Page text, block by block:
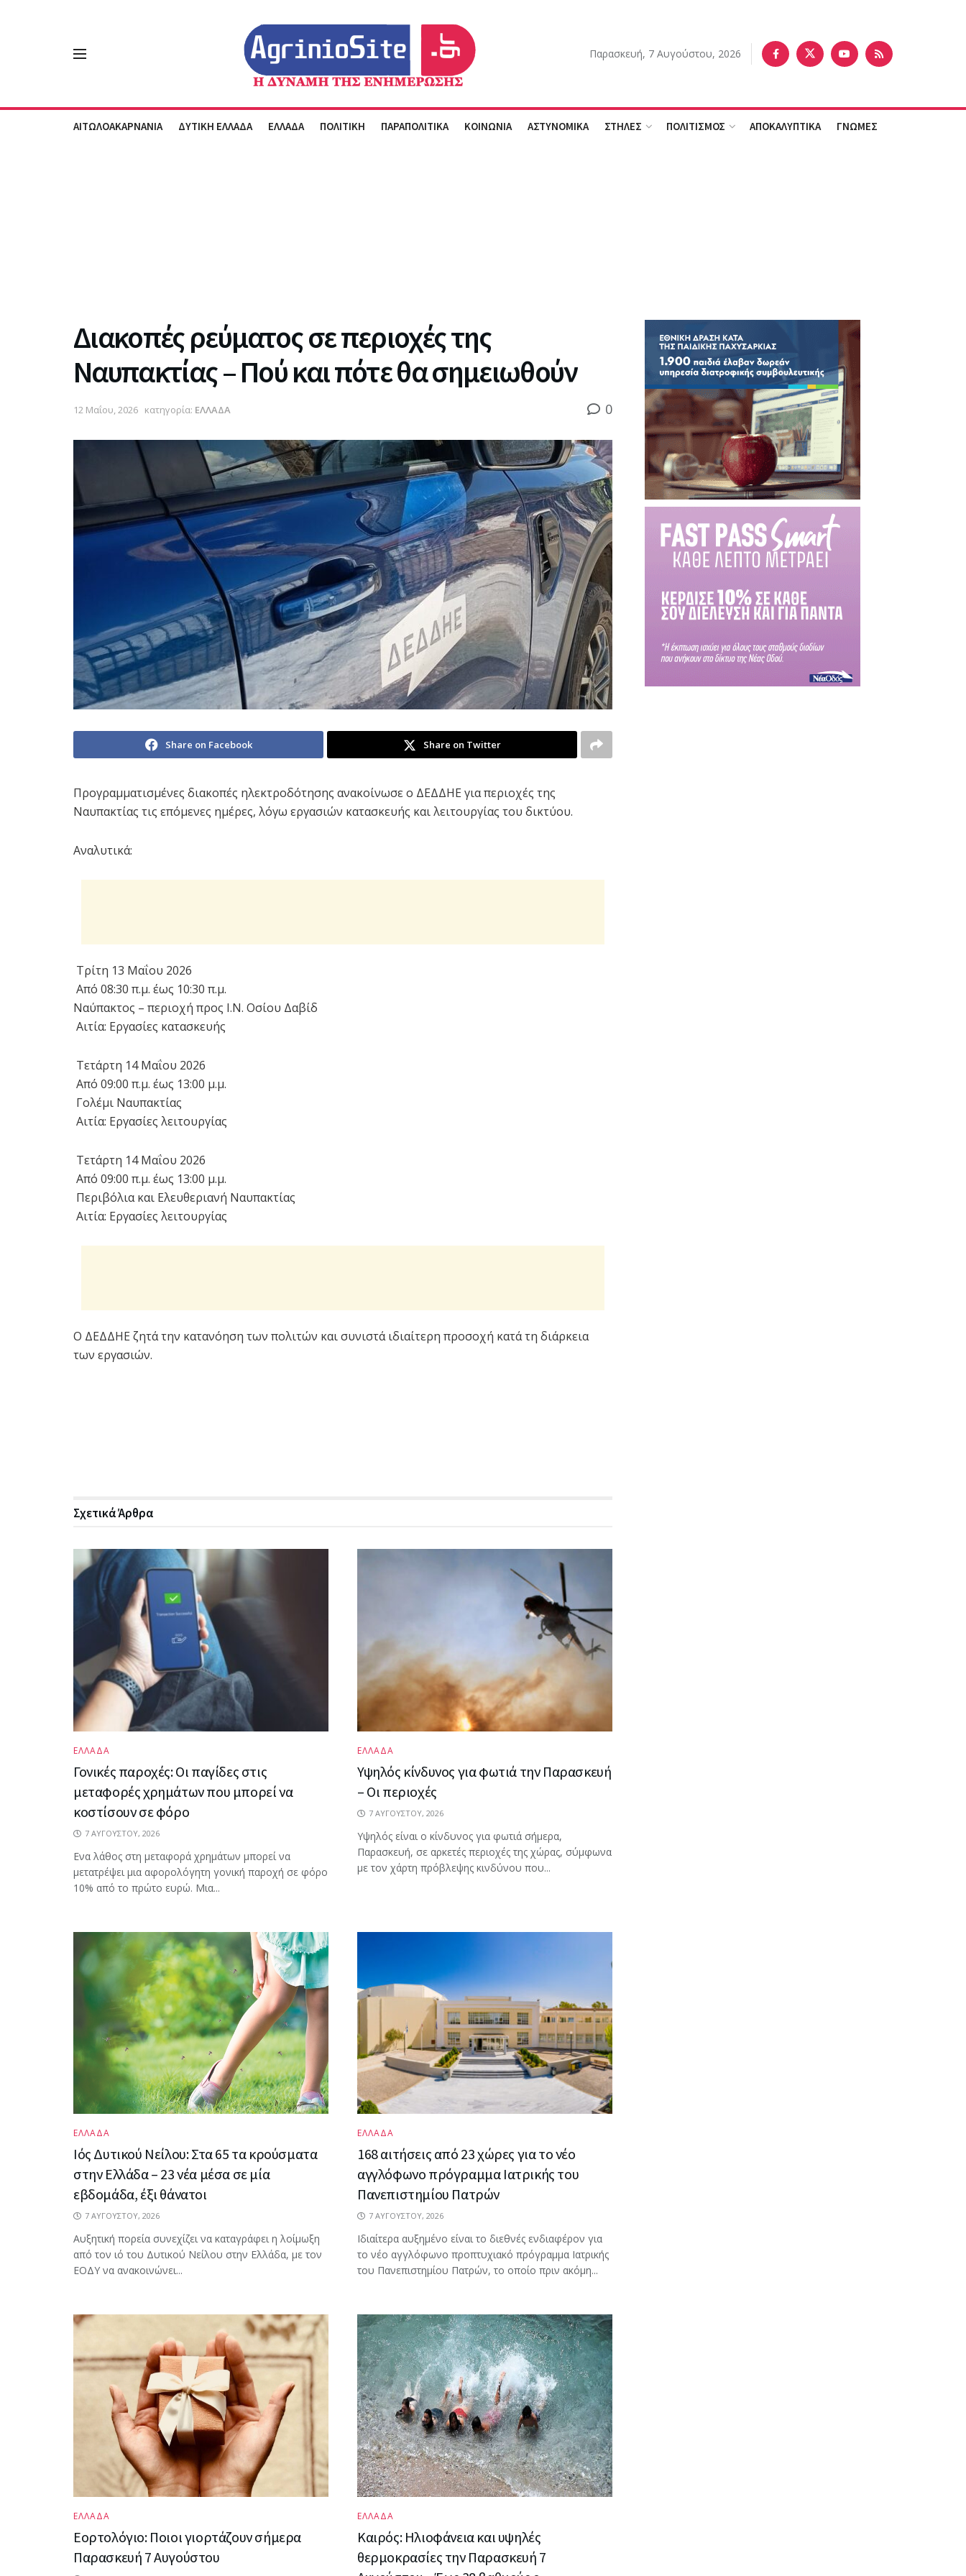
Παρασκευή, 7 Αυγούστου, 2026
ΑΙΤΩΛΟΑΚΑΡΝΑΝΙΑ ΔΥΤΙΚΗ ΕΛΛΑΔΑ ΕΛΛΑΔΑ ΠΟΛΙΤΙΚΗ ΠΑΡΑΠΟΛΙΤΙΚΑ ΚΟΙΝΩΝΙΑ ΑΣΤΥΝΟΜΙΚΑ ΣΤΗΛΕΣ ΠΟΛΙΤΙΣΜΟΣ ΑΠΟΚΑΛΥΠΤΙΚΑ ΓΝΩΜΕΣ
Διακοπές ρεύματος σε περιοχές της
Ναυπακτίας – Πού και πότε θα σημειωθούν
12 Μαΐου, 2026 κατηγορία: ΕΛΛΑΔΑ 0
Share on Facebook Share on Twitter
Προγραμματισμένες διακοπές ηλεκτροδότησης ανακοίνωσε ο ΔΕΔΔΗΕ για περιοχές της
Ναυπακτίας τις επόμενες ημέρες, λόγω εργασιών κατασκευής και λειτουργίας του δικτύου.
Αναλυτικά:
Τρίτη 13 Μαΐου 2026
Από 08:30 π.μ. έως 10:30 π.μ.
Ναύπακτος – περιοχή προς Ι.Ν. Οσίου Δαβίδ
Αιτία: Εργασίες κατασκευής
Τετάρτη 14 Μαΐου 2026
Από 09:00 π.μ. έως 13:00 μ.μ.
Γολέμι Ναυπακτίας
Αιτία: Εργασίες λειτουργίας
Τετάρτη 14 Μαΐου 2026
Από 09:00 π.μ. έως 13:00 μ.μ.
Περιβόλια και Ελευθεριανή Ναυπακτίας
Αιτία: Εργασίες λειτουργίας
Ο ΔΕΔΔΗΕ ζητά την κατανόηση των πολιτών και συνιστά ιδιαίτερη προσοχή κατά τη διάρκεια
των εργασιών.
ΣχετικάΆρθρα
ΕΛΛΑΔΑ
Γονικές παροχές: Οι παγίδες στις
μεταφορές χρημάτων που μπορεί να
κοστίσουν σε φόρο
7 ΑΥΓΟΎΣΤΟΥ, 2026
Ενα λάθος στη μεταφορά χρημάτων μπορεί να
μετατρέψει μια αφορολόγητη γονική παροχή σε φόρο
10% από το πρώτο ευρώ. Μια...
ΕΛΛΑΔΑ
Υψηλός κίνδυνος για φωτιά την Παρασκευή
– Οι περιοχές
7 ΑΥΓΟΎΣΤΟΥ, 2026
Υψηλός είναι ο κίνδυνος για φωτιά σήμερα,
Παρασκευή, σε αρκετές περιοχές της χώρας, σύμφωνα
με τον χάρτη πρόβλεψης κινδύνου που...
ΕΛΛΑΔΑ
Ιός Δυτικού Νείλου: Στα 65 τα κρούσματα
στην Ελλάδα – 23 νέα μέσα σε μία
εβδομάδα, έξι θάνατοι
7 ΑΥΓΟΎΣΤΟΥ, 2026
Αυξητική πορεία συνεχίζει να καταγράφει η λοίμωξη
από τον ιό του Δυτικού Νείλου στην Ελλάδα, με τον
ΕΟΔΥ να ανακοινώνει...
ΕΛΛΑΔΑ
168 αιτήσεις από 23 χώρες για το νέο
αγγλόφωνο πρόγραμμα Ιατρικής του
Πανεπιστημίου Πατρών
7 ΑΥΓΟΎΣΤΟΥ, 2026
Ιδιαίτερα αυξημένο είναι το διεθνές ενδιαφέρον για
το νέο αγγλόφωνο προπτυχιακό πρόγραμμα Ιατρικής
του Πανεπιστημίου Πατρών, το οποίο πριν ακόμη...
ΕΛΛΑΔΑ
Εορτολόγιο: Ποιοι γιορτάζουν σήμερα
Παρασκευή 7 Αυγούστου
ΕΛΛΑΔΑ
Καιρός: Ηλιοφάνεια και υψηλές
θερμοκρασίες την Παρασκευή 7